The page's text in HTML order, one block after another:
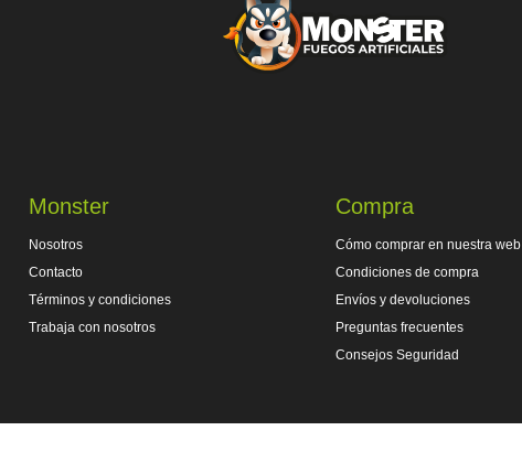
Monster
Nosotros
Contacto
Términos y condiciones
Trabaja con nosotros
Compra
Cómo comprar en nuestra web
Condiciones de compra
Envíos y devoluciones
Preguntas frecuentes
Consejos Seguridad